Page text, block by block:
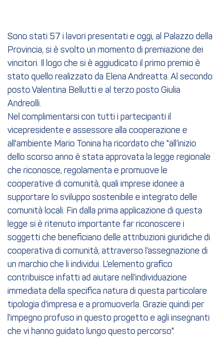
Sono stati 57 i lavori presentati e oggi, al Palazzo della
Provincia, si è svolto un momento di premiazione dei
vincitori. Il logo che si è aggiudicato il primo premio è
stato quello realizzato da Elena Andreatta. Al secondo
posto Valentina Bellutti e al terzo posto Giulia
Andreolli.
Nel complimentarsi con tutti i partecipanti il
vicepresidente e assessore alla cooperazione e
all'ambiente Mario Tonina ha ricordato che "all’inizio
dello scorso anno è stata approvata la legge regionale
che riconosce, regolamenta e promuove le
cooperative di comunità, quali imprese idonee a
supportare lo sviluppo sostenibile e integrato delle
comunità locali. Fin dalla prima applicazione di questa
legge si è ritenuto importante far riconoscere i
soggetti che beneficiano delle attribuzioni giuridiche di
cooperativa di comunità, attraverso l’assegnazione di
un marchio che li individui. L’elemento grafico
contribuisce infatti ad aiutare nell’individuazione
immediata della specifica natura di questa particolare
tipologia d’impresa e a promuoverla. Grazie quindi per
l'impegno profuso in questo progetto e agli insegnanti
che vi hanno guidato lungo questo percorso".